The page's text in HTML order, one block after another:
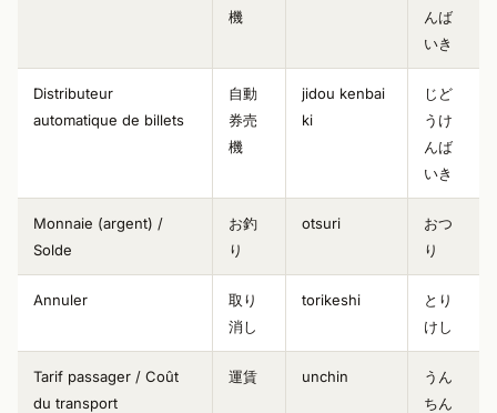
機
んば
いき
Distributeur
automatique de billets
自動
券売
機
jidou kenbai
ki
じど
うけ
んば
いき
Monnaie (argent) /
Solde
お釣
り
otsuri
おつ
り
Annuler
取り
消し
torikeshi
とり
けし
Tarif passager / Coût
du transport
運賃 unchin
うん
ちん